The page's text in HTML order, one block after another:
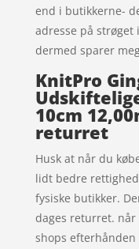
end i butikkerne-
adresse på strøget
dermed sparer
KnitPro
10cm
returret
Husk at når du
lidt bedre
fysiske butikker.
dages returret.
shops